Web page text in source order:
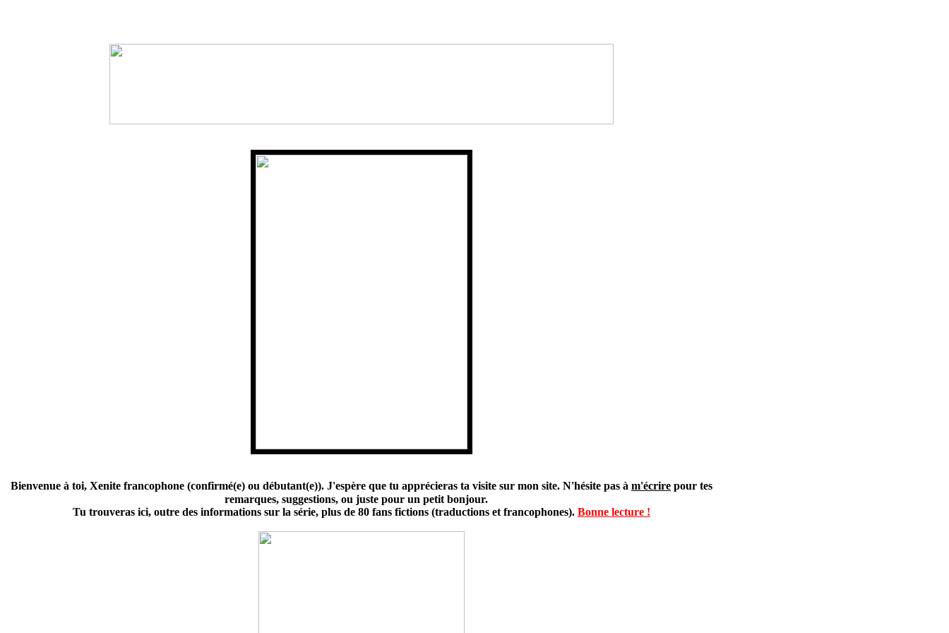
Bienvenue à toi, Xenite francophone (confirmé(e) ou débutant(e)). J'espère que tu apprécieras ta visite sur mon site. N'hésite pas à m'écrire pour tes
remarques, suggestions, ou juste pour un petit bonjour.
Tu trouveras ici, outre des informations sur la série, plus de 80 fans fictions (traductions et francophones). Bonne lecture !